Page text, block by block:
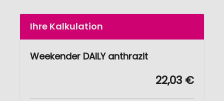
Ihre Kalkulation
Weekender DAILY anthrazit
22,03 €